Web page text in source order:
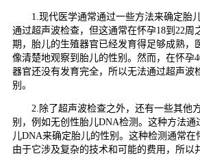
1.现代医学通常通过一些方法来确定胎
通过超声波检查，但这通常在怀孕18到22周
期，胎儿的生殖器官已经发育得足够成熟，
像清楚地观察到胎儿的性别。然而，在怀孕
器官还没有发育完全，所以无法通过超声波
别。
2.除了超声波检查之外，还有一些其他
别，例如无创性胎儿DNA检测。这种方法通
儿DNA来确定胎儿的性别。这种检测通常在
由于它涉及复杂的技术和可能的费用，所以